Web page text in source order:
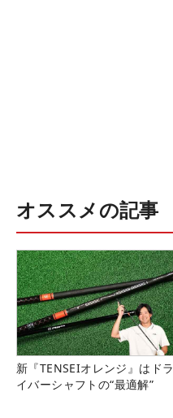
オススメの記事
新『TENSEIオレンジ』はドラ
イバーシャフトの“最適解”